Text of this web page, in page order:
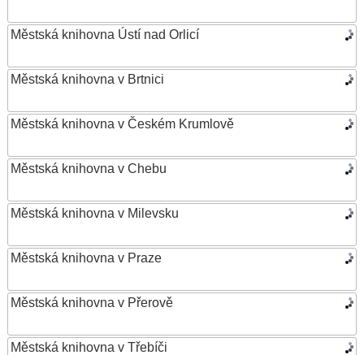
Městská knihovna Ústí nad Orlicí
Městská knihovna v Brtnici
Městská knihovna v Českém Krumlově
Městská knihovna v Chebu
Městská knihovna v Milevsku
Městská knihovna v Praze
Městská knihovna v Přerově
Městská knihovna v Třebíči